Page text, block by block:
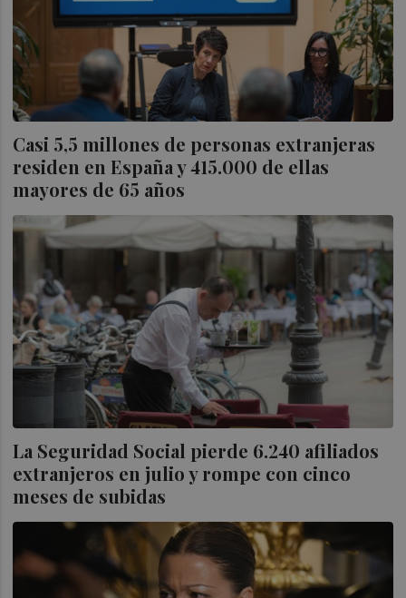
Casi 5,5 millones de personas extranjeras
residen en España y 415.000 de ellas
mayores de 65 años
La Seguridad Social pierde 6.240 afiliados
extranjeros en julio y rompe con cinco
meses de subidas